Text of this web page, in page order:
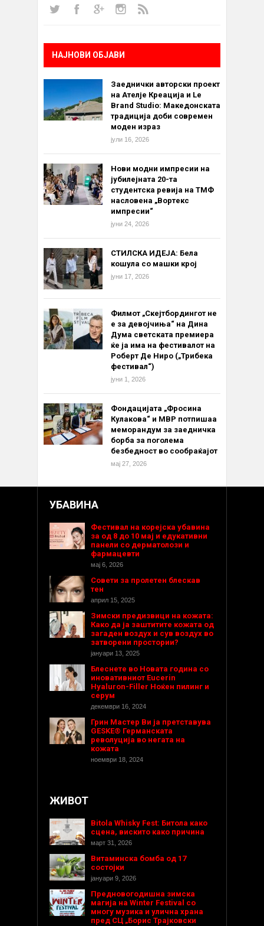
НАЈНОВИ ОБЈАВИ
Заеднички авторски проект
на Ателје Креација и Le
Brand Studio: Македонската
традиција доби современ
моден израз
јули 16, 2026
Нови модни импресии на
јубилејната 20-та
студентска ревија на ТМФ
насловена „Вортекс
импресии“
јуни 24, 2026
СТИЛСКА ИДЕЈА: Бела
кошула со машки крој
јуни 17, 2026
Филмот „Скејтбордингот не
е за девојчиња“ на Дина
Дума светската премиера
ќе ја има на фестивалот на
Роберт Де Ниро („Трибека
фестивал“)
јуни 1, 2026
Фондацијата „Фросина
Кулакова“ и МВР потпишаа
меморандум за заедничка
борба за поголема
безбедност во сообраќајот
мај 27, 2026
УБАВИНА
Фестивал на корејска убавина
за од 8 до 10 мај и едукативни
панели со дерматолози и
фармацевти
мај 6, 2026
Совети за пролетен блескав
тен
април 15, 2025
Зимски предизвици на кожата:
Како да ја заштитите кожата од
загаден воздух и сув воздух во
затворени простории?
јануари 13, 2025
Блеснете во Новата година со
иновативниот Eucerin
Hyaluron-Filler Ноќен пилинг и
серум
декември 16, 2024
Грин Мастер Ви ја претставува
GESKE® Германската
револуција во негата на
кожата
ноември 18, 2024
ЖИВОТ
Bitola Whisky Fest: Битола како
сцена, вискито како причина
март 31, 2026
Витаминска бомба од 17
состојки
јануари 9, 2026
Предновогодишнa зимска
магија на Winter Festival со
многу музика и улична храна
пред СЦ „Борис Трајковски